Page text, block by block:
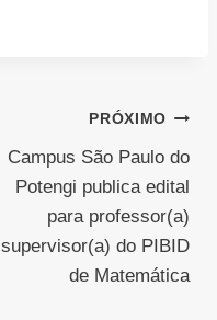
PRÓXIMO
Campus São Paulo do
Potengi publica edital
para professor(a)
supervisor(a) do PIBID
de Matemática